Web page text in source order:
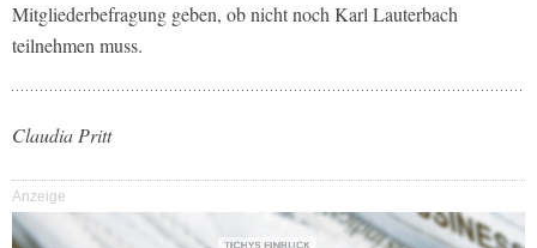
Mitgliederbefragung geben, ob nicht noch Karl Lauterbach
teilnehmen muss.
Claudia Pritt
Anzeige